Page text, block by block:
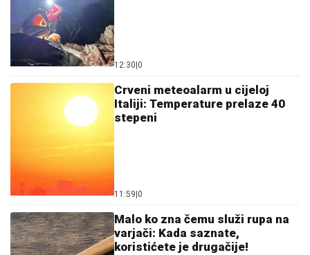
12:30 0
Crveni meteoalarm u cijeloj
Italiji: Temperature prelaze 40
stepeni
11:59 0
Malo ko zna čemu služi rupa na
varjači: Kada saznate,
koristićete je drugačije!